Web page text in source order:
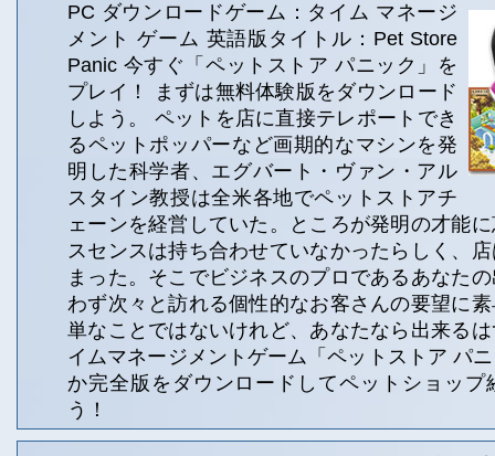
PC ダウンロードゲーム：タイム マネージ
メント ゲーム 英語版タイトル：Pet Store
Panic 今すぐ「ペットストア パニック」を
プレイ！ まずは無料体験版をダウンロード
しよう。 ペットを店に直接テレポートでき
るペットポッパーなど画期的なマシンを発
明した科学者、エグバート・ヴァン・アル
スタイン教授は全米各地でペットストアチ
ェーンを経営していた。ところが発明の才能
スセンスは持ち合わせていなかったらしく、
まった。そこでビジネスのプロであるあなた
わず次々と訪れる個性的なお客さんの要望に
単なことではないけれど、あなたなら出来る
イムマネージメントゲーム「ペットストア パ
か完全版をダウンロードしてペットショップ
う！